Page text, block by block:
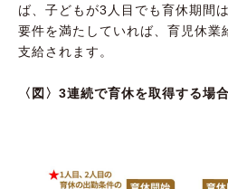
ば、子どもが3人目でも育休期間
要件を満たしていれば、育児休業
支給されます。
〈図〉3連続で育休を取得する場合